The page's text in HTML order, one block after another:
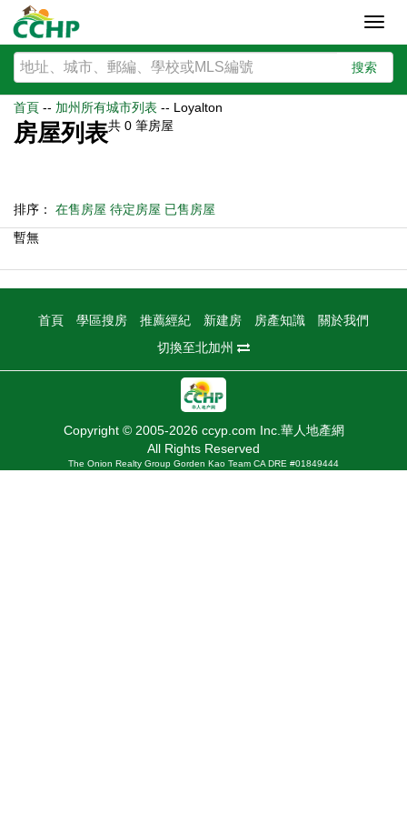
搜索
首頁 -- 加州所有城市列表 -- Loyalton
房屋列表共 0 筆房屋
排序： 在售房屋 待定房屋 已售房屋
暫無
首頁 學區搜房 推薦經紀 新建房 房產知識
關於我們
切換至北加州
Copyright © 2005-2026 ccyp.com Inc.華人地產網
All Rights Reserved
The Onion Realty Group Gorden Kao Team CA DRE #01849444